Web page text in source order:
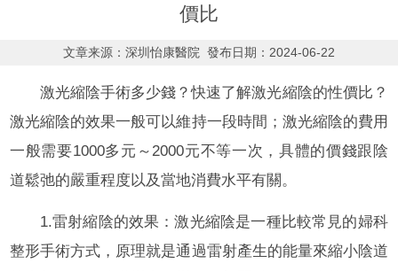
價比
文章来源：深圳怡康醫院 發布日期：2024-06-22
激光縮陰手術多少錢？快速了解激光縮陰的性價比？
激光縮陰的效果一般可以維持一段時間；激光縮陰的費用
一般需要1000多元～2000元不等一次，具體的價錢跟陰
道鬆弛的嚴重程度以及當地消費水平有關。
1.雷射縮陰的效果：激光縮陰是一種比較常見的婦科
整形手術方式，原理就是通過雷射產生的能量來縮小陰道